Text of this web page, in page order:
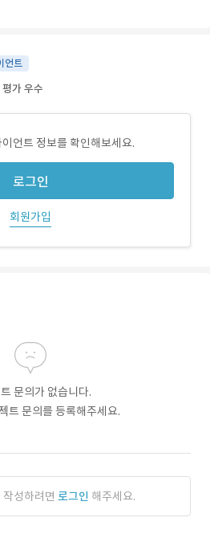
언트
평가 우수
언트 정보를 확인해보세요.
로그인
회원가입
문의가 없습니다.
트 문의를 등록해주세요.
성하려면 로그인 해주세요.